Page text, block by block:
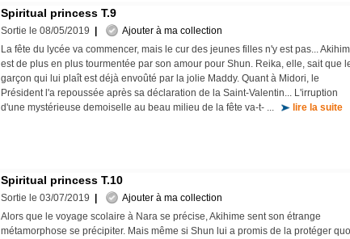
Spiritual princess T.9
Sortie le 08/05/2019
Ajouter à ma collection
La fête du lycée va commencer, mais le cur des jeunes filles n'y est pas...
est de plus en plus tourmentée par son amour pour Shun. Reika, elle, sait que
garçon qui lui plaît est déjà envoûté par la jolie Maddy. Quant à Midori, le
Président l'a repoussée après sa déclaration de la Saint-Valentin... L'irruption
d'une mystérieuse demoiselle au beau milieu de la fête va-t- ...
lire la suite
Spiritual princess T.10
Sortie le 03/07/2019
Ajouter à ma collection
Alors que le voyage scolaire à Nara se précise, Akihime sent son étrange
métamorphose se précipiter. Mais même si Shun lui a promis de la protéger